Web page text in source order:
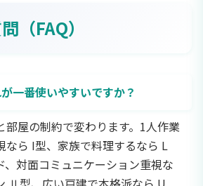
（FAQ）
一番使いやすいですか？
部屋の制約で変わります。1人作業
なら I型、家族で料理するなら L
、対面コミュニケーション重視な